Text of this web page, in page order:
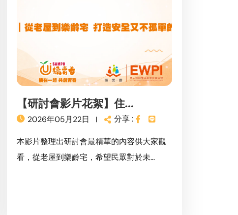
【研討會影片花絮】住...
2026年05月22日 分享 :
本影片整理出研討會最精華的內容供大家觀
看，從老屋到樂齡宅，希望民眾對於未...